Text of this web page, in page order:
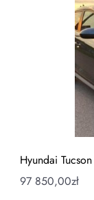
Hyundai Tucson
97 850,00zł